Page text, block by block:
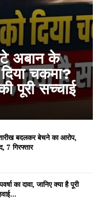
अबान के
चकमा?
पूरी सच्चाई
बदलकर बेचने का आरोप,
7 गिरफ्तार
का दावा, जानिए क्या है पूरी